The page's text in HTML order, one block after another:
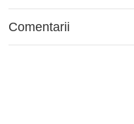
Comentarii